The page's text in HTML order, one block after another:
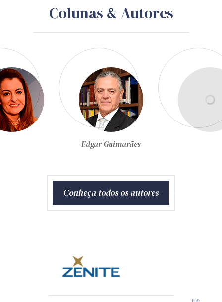
Colunas & Autores
Egon Bockmann Moreira
Conheça todos os autores